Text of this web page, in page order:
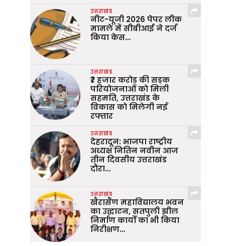
उत्तराखंड
नीट-यूजी 2026 पेपर लीक
मामले में सीबीआई ने दर्ज
किया केस…
उत्तराखंड
₹7 हजार करोड़ की सड़क
परियोजनाओं को मिली
सहमति, उत्तराखंड के
विकास को मिलेगी नई
रफ्तार
उत्तराखंड
देहरादून: भाजपा राष्ट्रीय
अध्यक्ष नितिन नवीन आज
तीन दिवसीय उत्तराखंड
दौरा…
उत्तराखंड
खैरासैंण महाविद्यालय भवन
का उद्घाटन, सतपुली झील
निर्माण कार्यों का भी किया
निरीक्षण…